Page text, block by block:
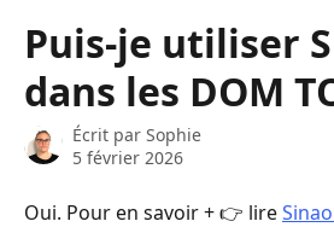
Puis-je utiliser
dans les DOM
Écrit par Sophie
5 février 2026
Oui. Pour en savoir + 👉 lire